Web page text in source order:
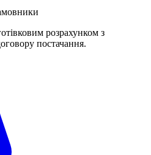
розрахунком з
постачання.